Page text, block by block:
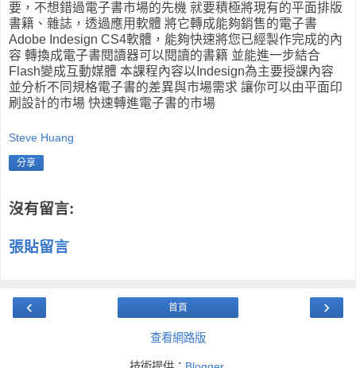
要，不想錯過電子書市場的先機 就要積極將現有的平面排版
書籍、雜誌，透過應用軟體 將它轉成能夠銷售的電子書
Adobe Indesign CS4軟體，能夠快速將您已經製作完成的內
容 轉換成電子書閱讀器可以閱讀的書籍 並能進一步結合
Flash變成互動媒體 本課程內容以Indesign為主要授課內容
並分析不同規格電子書的差異與市場需求 讓你可以由平面印
刷設計的市場 快速轉進電子書的市場
Steve Huang
分享
沒有留言:
張貼留言
‹ ›
首頁
查看網路版